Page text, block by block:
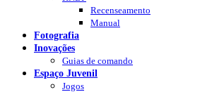
Recenseamento
Manual
Fotografia
Inovações
Guias de comando
Espaço Juvenil
Jogos